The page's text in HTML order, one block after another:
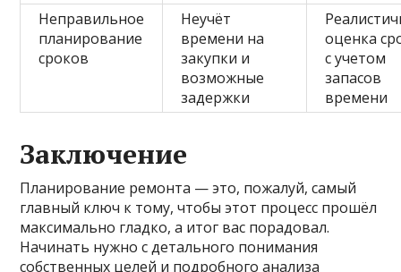
Неправильное
планирование
сроков
Неучёт
времени на
закупки и
возможные
задержки
оценка
с учетом
запасов
времени
Заключение
Планирование ремонта — это, пожалуй, самый
главный ключ к тому, чтобы этот процесс прошёл
максимально гладко, а итог вас порадовал.
Начинать нужно с детального понимания
собственных целей и подробного анализа